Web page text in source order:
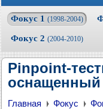
Фокус 1 (1998-2004)
Фокус 2 (2004-2010)
Pinpoint-
оснащенный
Главная Фокус